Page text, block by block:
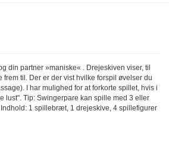
din partner »maniske« . Drejeskiven viser, til
frem til. Der er der vist hvilke forspil øvelser du
I har mulighed for at forkorte spillet, hvis i
lust". Tip: Swingerpare kan spille med 3 eller
1 spillebræt, 1 drejeskive, 4 spillefigurer